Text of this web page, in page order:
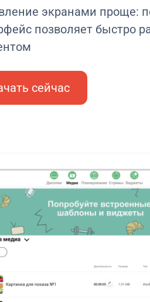
экранами проще:
позволяет быстро
сейчас